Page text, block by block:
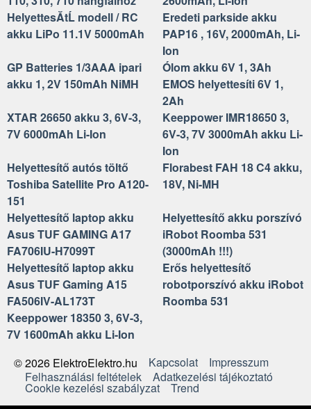
HelyettesĂ­tĹ modell / RC
akku LiPo 11.1V 5000mAh
Eredeti parkside akku
PAP16 , 16V, 2000mAh, Li-
Ion
GP Batteries 1/3AAA ipari
akku 1, 2V 150mAh NiMH
Ólom akku 6V 1, 3Ah
EMOS helyettesíti 6V 1,
2Ah
XTAR 26650 akku 3, 6V-3,
7V 6000mAh Li-Ion
Keeppower IMR18650 3,
6V-3, 7V 3000mAh akku Li-
Ion
Helyettesítő autós töltő
Toshiba Satellite Pro A120-
151
Florabest FAH 18 C4 akku,
18V, Ni-MH
Helyettesítő laptop akku
Asus TUF GAMING A17
FA706IU-H7099T
Helyettesítő akku porszívó
iRobot Roomba 531
(3000mAh !!!)
Helyettesítő laptop akku
Asus TUF Gaming A15
FA506IV-AL173T
Erős helyettesítő
robotporszívó akku iRobot
Roomba 531
Keeppower 18350 3, 6V-3,
7V 1600mAh akku Li-Ion
© 2026 ElektroElektro.hu
Kapcsolat
Impresszum
Felhasználási feltételek
Adatkezelési tájékoztató
Cookie kezelési szabályzat Trend